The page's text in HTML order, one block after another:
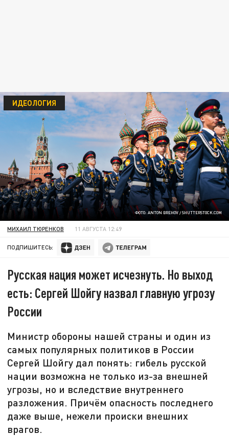
ФОТО: ANTON BREHOV / SHUTTERSTOCK.COM
ИДЕОЛОГИЯ
МИХАИЛ ТЮРЕНКОВ 11 АВГУСТА 12:49
ПОДПИШИТЕСЬ:
Русская нация может исчезнуть. Но выход
есть: Сергей Шойгу назвал главную угрозу
России
Министр обороны нашей страны и один из
самых популярных политиков в России
Сергей Шойгу дал понять: гибель русской
нации возможна не только из-за внешней
угрозы, но и вследствие внутреннего
разложения. Причём опасность последнего
даже выше, нежели происки внешних
врагов.